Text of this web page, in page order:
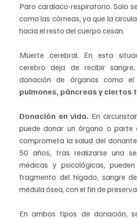
Paro cardíaco-respiratorio. Solo
como las córneas, ya que la
hacia el resto del cuerpo cesan.
Muerte cerebral. En esta
cerebro deja de recibir
donación de órganos como el
pulmones, páncreas y ciertos
Donación en vida. En
puede donar un órgano o parte
comprometa la salud del
50 años, tras realizarse una
médicas y psicológicas,
fragmento del hígado, sangre
médula ósea, con el fin de
En ambos tipos de donación,